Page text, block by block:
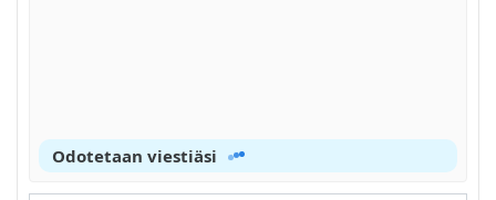
Odotetaan viestiäsi